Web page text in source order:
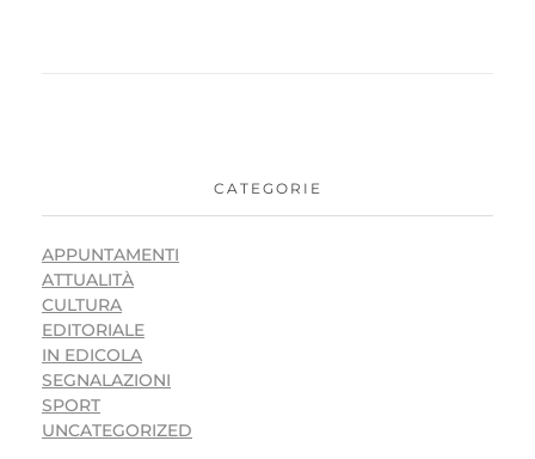
CATEGORIE
APPUNTAMENTI
ATTUALITÀ
CULTURA
EDITORIALE
IN EDICOLA
SEGNALAZIONI
SPORT
UNCATEGORIZED